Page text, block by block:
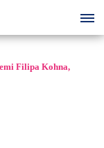
Filipa Kohna,